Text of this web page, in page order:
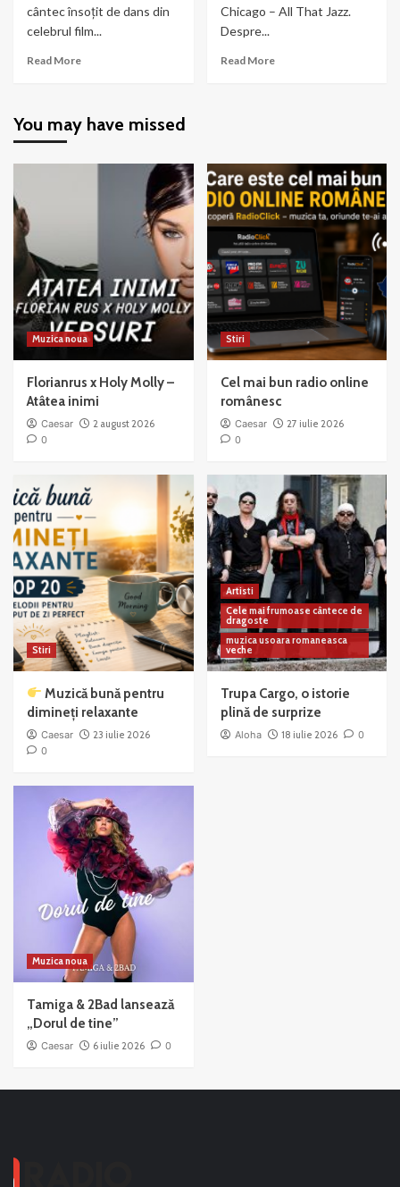
cântec însoțit de dans din
celebrul film...
Read MoreRead
–
Chicago – All That Jazz.
Despre...
Read MoreRead
Jazz
You may have missed
Muzica noua
Florianrus x Holy Molly –
Atâtea inimi
Caesar
2 august 2026
0
Stiri
Cel mai bun radio online
românesc
Caesar
27 iulie 2026
0
Stiri
Muzică bună pentru
dimineți relaxante
Caesar
23 iulie 2026
0
Artisti
Cele mai frumoase cântece de
dragoste
muzica usoara romaneasca
veche
Trupa Cargo, o istorie
plină de surprize
Aloha 18 iulie 2026 0
Muzica noua
Tamiga & 2Bad lansează
„Dorul de tine”
Caesar 6 iulie 2026 0